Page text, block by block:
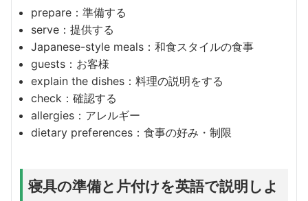
prepare：準備する
serve：提供する
Japanese-style meals：和食スタイルの食事
guests：お客様
explain the dishes：料理の説明をする
check：確認する
allergies：アレルギー
dietary preferences：食事の好み・制限
寝具の準備と片付けを英語で説明しよ